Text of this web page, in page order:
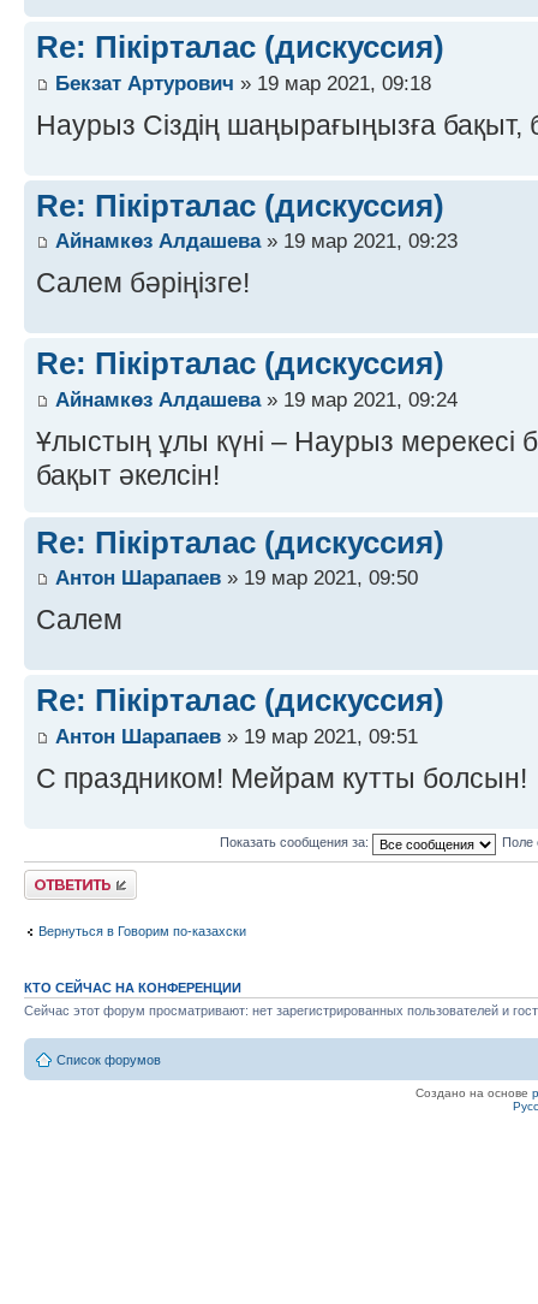
Re: Пікірталас (дискуссия)
Бекзат Артурович » 19 мар 2021, 09:18
Наурыз Сіздің шаңырағыңызға бақыт,
Re: Пікірталас (дискуссия)
Айнамкөз Алдашева» 19 мар 2021, 09:23
Салем бәріңізге!
Re: Пікірталас (дискуссия)
Айнамкөз Алдашева» 19 мар 2021, 09:24
Ұлыстың ұлы күні – Наурыз мерекесі
бақыт әкелсін!
Re: Пікірталас (дискуссия)
Антон Шарапаев » 19 мар 2021, 09:50
Салем
Re: Пікірталас (дискуссия)
Антон Шарапаев » 19 мар 2021, 09:51
С праздником! Мейрам кутты болсын!
Показать сообщения за: Поле
Ответить
Вернуться в Говорим по-казахски
КТО СЕЙЧАС НА КОНФЕРЕНЦИИ
Сейчас этот форум просматривают: нет зарегистрированных пользователей и
Список форумов
Создано на основе